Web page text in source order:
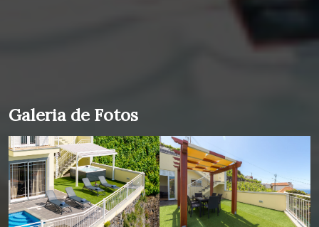
Galeria de Fotos